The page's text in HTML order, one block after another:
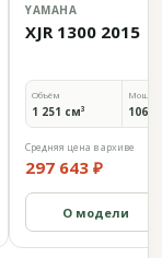
YAMAHA
XJR 1300 2015
Объём
1 251 см³ 106
Средняя цена в архиве
297 643 ₽
О модели